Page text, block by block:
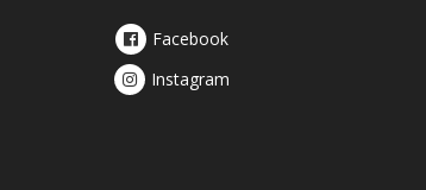
Facebook
Instagram